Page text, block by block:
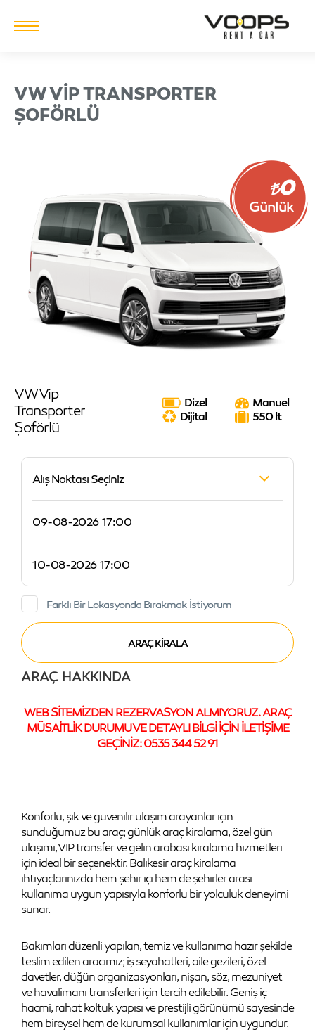
VW VIP TRANSPORTER
ŞOFÖRLÜ
0
Günlük
VW Vip
Transporter
Şoförlü
Dizel
Manuel
Dijital
550 lt
Alış Noktası Seçiniz
Farklı Bir Lokasyonda Bırakmak İstiyorum
ARAÇ HAKKINDA
WEB SİTEMİZDEN REZERVASYON ALMIYORUZ. ARAÇ
MÜSAİTLİK DURUMU VE DETAYLI BİLGİ İÇİN İLETİŞİME
GEÇİNİZ: 0535 344 52 91
Konforlu, şık ve güvenilir ulaşım arayanlar için
sunduğumuz bu araç; günlük araç kiralama, özel gün
ulaşımı, VIP transfer ve gelin arabası kiralama hizmetleri
için ideal bir seçenektir. Balıkesir araç kiralama
ihtiyaçlarınızda hem şehir içi hem de şehirler arası
kullanıma uygun yapısıyla konforlu bir yolculuk deneyimi
sunar.
Bakımları düzenli yapılan, temiz ve kullanıma hazır şekilde
teslim edilen aracımız; iş seyahatleri, aile gezileri, özel
davetler, düğün organizasyonları, nişan, söz, mezuniyet
ve havalimanı transferleri için tercih edilebilir. Geniş iç
hacmi, rahat koltuk yapısı ve prestijli görünümü sayesinde
hem bireysel hem de kurumsal kullanımlar için uygundur.